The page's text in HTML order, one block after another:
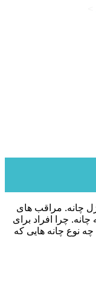
چانه. مراقب های
چرا افراد برای
نوع چانه هایی که